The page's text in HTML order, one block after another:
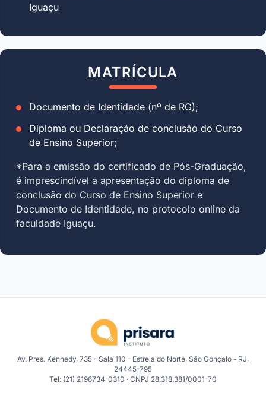
Iguaçu
MATRÍCULA
Documento de Identidade (nº de RG);
Diploma ou Declaração de conclusão do Curso
de Ensino Superior;
*Para a emissão do certificado de Pós-Graduação,
é imprescindível a apresentação do diploma de
conclusão do Curso de Ensino Superior e
Documento de Identidade, no protocolo online da
faculdade Iguaçu.
Av. Pres. Kennedy, 735 - Sala 110 - Estrela do Norte, São Gonçalo - RJ,
24445-795
Tel: (21) 2196734-0310 · CNPJ 28.318.381/0001-70